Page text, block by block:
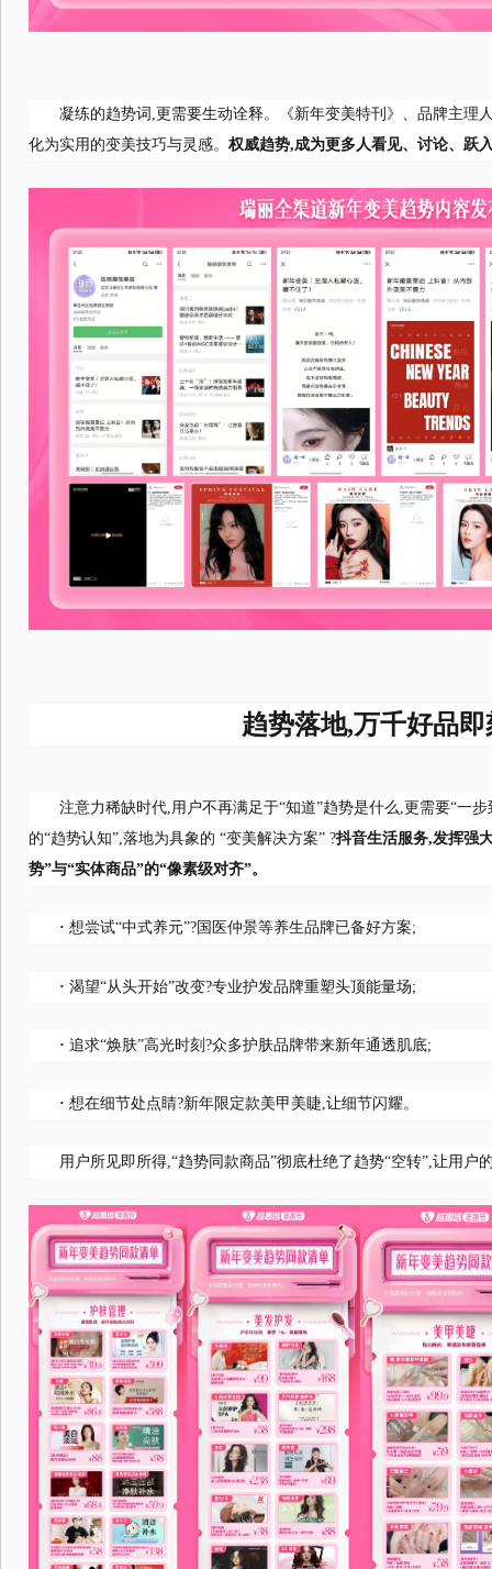
凝练的趋势词,更需要生动诠释。《新年变美特刊》、品牌主理
化为实用的变美技巧与灵感。 权威趋势,成为更多人看见、讨论、跃
趋势落地,万千好品
注意力稀缺时代,用户不再满足于“知道”趋势是什么,更需要“一
的“趋势认知”,落地为具象的 “变美解决方案” ?抖音生活服务,发挥强
势”与“实体商品”的“像素级对齐”。
· 想尝试“中式养元”?国医仲景等养生品牌已备好方案;
· 渴望“从头开始”改变?专业护发品牌重塑头顶能量场;
· 追求“焕肤”高光时刻?众多护肤品牌带来新年通透肌底;
· 想在细节处点睛?新年限定款美甲美睫,让细节闪耀。
用户所见即所得,“趋势同款商品”彻底杜绝了趋势“空转”,让用户